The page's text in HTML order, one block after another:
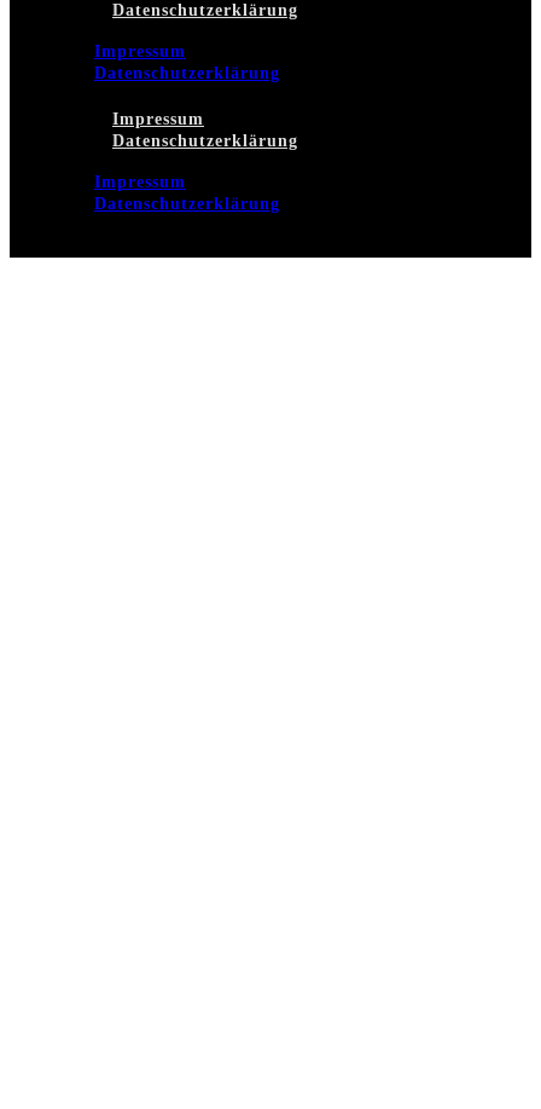
Datenschutzerklärung
Impressum
Datenschutzerklärung
Impressum
Datenschutzerklärung
Impressum
Datenschutzerklärung